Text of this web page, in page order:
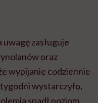
zasługuje
oraz
wypijanie codziennie
wystarczyło,
spadł poziom